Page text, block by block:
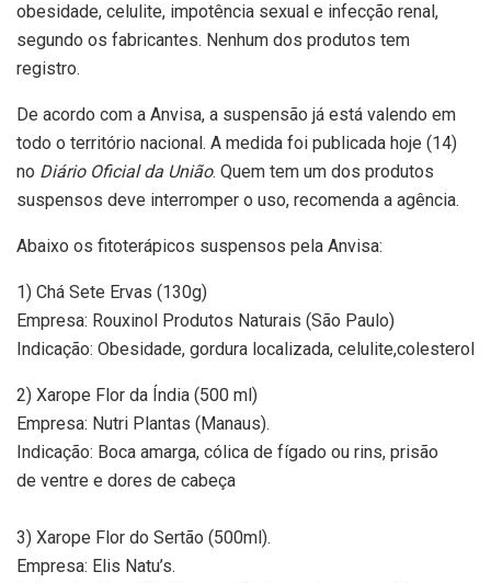
obesidade, celulite, impotência sexual e infecção renal,
segundo os fabricantes. Nenhum dos produtos tem
registro.
De acordo com a Anvisa, a suspensão já está valendo em
todo o território nacional. A medida foi publicada hoje (14)
no Diário Oficial da União. Quem tem um dos produtos
suspensos deve interromper o uso, recomenda a agência.
Abaixo os fitoterápicos suspensos pela Anvisa:
1) Chá Sete Ervas (130g)
Empresa: Rouxinol Produtos Naturais (São Paulo)
Indicação: Obesidade, gordura localizada, celulite,colesterol
2) Xarope Flor da Índia (500 ml)
Empresa: Nutri Plantas (Manaus).
Indicação: Boca amarga, cólica de fígado ou rins, prisão
de ventre e dores de cabeça
3) Xarope Flor do Sertão (500ml).
Empresa: Elis Natu’s.